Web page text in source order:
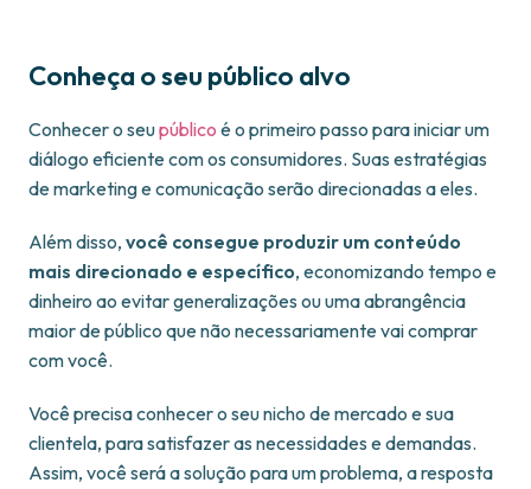
Conheça o seu público alvo
Conhecer o seupúblico é o primeiro passo para iniciar um
diálogo eficiente com os consumidores. Suas estratégias
de marketing e comunicação serão direcionadas a eles.
Além disso, você consegue produzir um conteúdo
mais direcionado e específico, economizando tempo e
dinheiro ao evitar generalizações ou uma abrangência
maior de público que não necessariamente vai comprar
com você.
Você precisa conhecer o seu nicho de mercado e sua
clientela, para satisfazer as necessidades e demandas.
Assim, você será a solução para um problema, a resposta